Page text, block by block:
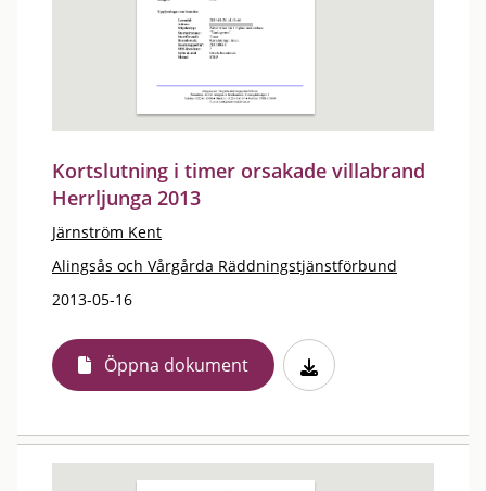
Kortslutning i timer orsakade villabrand
Herrljunga 2013
Järnström Kent
Alingsås och Vårgårda Räddningstjänstförbund
2013-05-16
Öppna dokument